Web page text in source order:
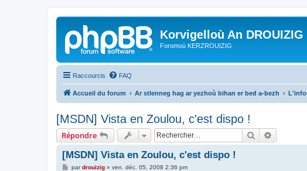
Korvigelloù An DROUIZIG
Foromoù KERZROUIZIG
Raccourcis FAQ
Accueil du forum Ar stlenneg hag ar yezhoù bihan er bed a-bezh
[MSDN] Vista en Zoulou, c'est dispo !
Répondre Rechercher
[MSDN] Vista en Zoulou, c'est dispo !
Mpardrouizig» ven. déc. 05, 2008 2:36 pm